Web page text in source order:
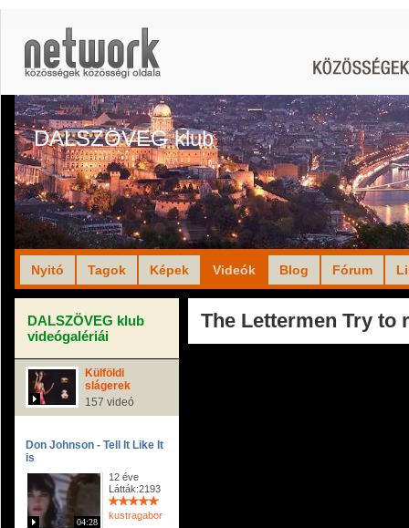
DALSZÖVEG klub
Nyitó Tagok Képek Videók Blog Fórum
DALSZÖVEG klub
videógalériái
Külföldi
slágerek
157 videó
Don Johnson - Tell It Like It
is
04:28
12 éve
Látták:2193
kustragabor
The Lettermen Try to